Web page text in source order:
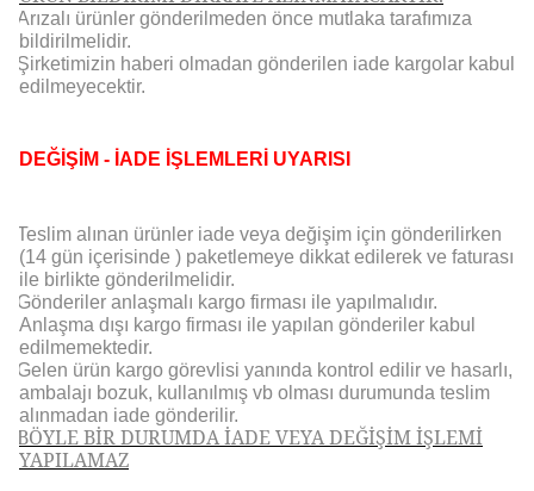
Arızalı ürünler gönderilmeden önce mutlaka tarafımıza
bildirilmelidir.
Şirketimizin haberi olmadan gönderilen iade kargolar kabul
edilmeyecektir.
DEĞİŞİM - İADE İŞLEMLERİ UYARISI
Teslim alınan ürünler iade veya değişim için gönderilirken
(14 gün içerisinde ) paketlemeye dikkat edilerek ve faturası
ile birlikte gönderilmelidir.
Gönderiler anlaşmalı kargo firması ile yapılmalıdır.
Anlaşma dışı kargo firması ile yapılan gönderiler kabul
edilmemektedir.
Gelen ürün kargo görevlisi yanında kontrol edilir ve hasarlı,
ambalajı bozuk, kullanılmış vb olması durumunda teslim
alınmadan iade gönderilir.
BÖYLE BİR DURUMDA İADE VEYA DEĞİŞİM İŞLEMİ
YAPILAMAZ